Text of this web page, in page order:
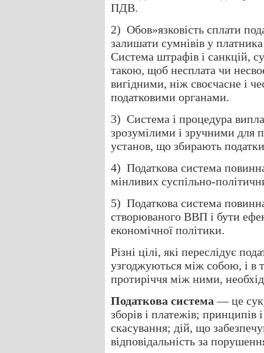
ПДВ.
2) Обов»язковість сплати
залишати сумнівів у
Система штрафів і санкцій,
такою, щоб несплата чи
вигідними, ніж своєчасне і
податковими органами.
3) Система і процедура
зрозумілими і зручними для
установ, що збирають
4) Податкова система
мінливих суспільно-
5) Податкова система
створюваного ВВП і бути
економічної політики.
Різні цілі, які переслідує
узгоджуються між собою, і в
протиріччя між ними,
Податкова система — це
зборів і платежів; принципів
скасування; дій, що
відповідальність за